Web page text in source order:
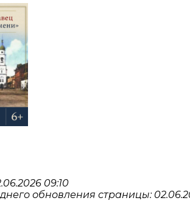
09:10
обновления страницы: